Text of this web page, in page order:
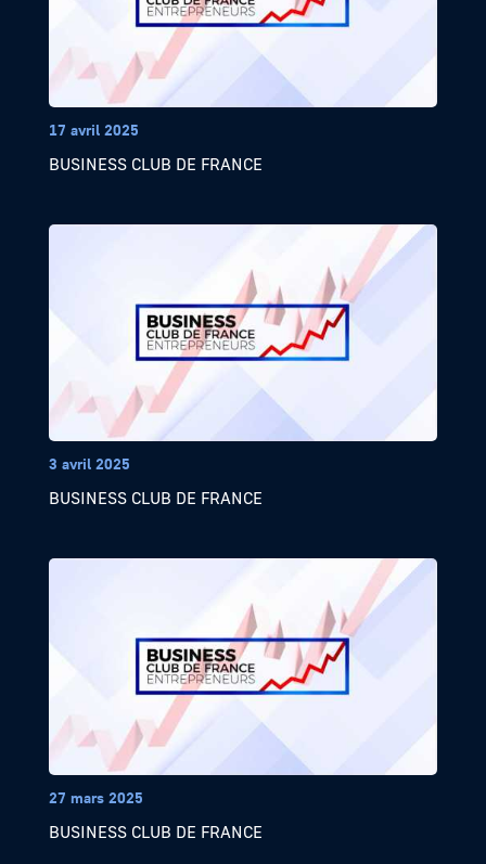
17 avril 2025
BUSINESS CLUB DE FRANCE
3 avril 2025
BUSINESS CLUB DE FRANCE
27 mars 2025
BUSINESS CLUB DE FRANCE